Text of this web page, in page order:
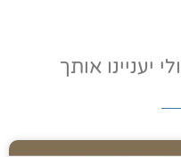
יעניינו אותך